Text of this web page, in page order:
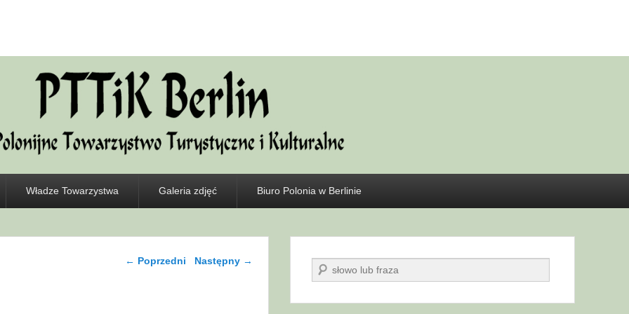
Władze Towarzystwa Galeria zdjęć Biuro Polonia w Berlinie
Nawigacja wpisu
← Poprzedni Następny → Szukaj